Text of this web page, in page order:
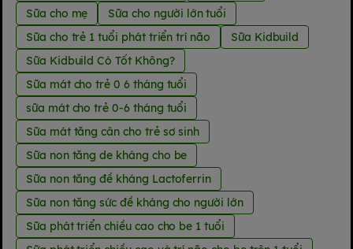
Sữa cho mẹ
Sữa cho người lớn tuổi
Sữa cho trẻ 1 tuổi phát triển trí não
Sữa Kidbuild
Sữa Kidbuild Có Tốt Không?
Sữa mát cho trẻ 0 6 tháng tuổi
sữa mát cho trẻ 0-6 tháng tuổi
Sữa mát tăng cân cho trẻ sơ sinh
Sữa non tăng de kháng cho be
Sữa non tăng đề kháng Lactoferrin
Sữa non tăng sức đề kháng cho người lớn
Sữa phát triển chiều cao cho be 1 tuổi